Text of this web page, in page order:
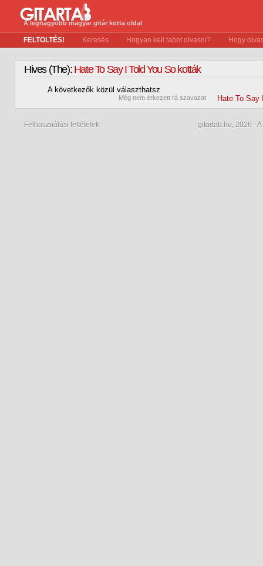
A legnagyobb magyar gitár kotta oldal
FELTÖLTÉS! Keresés Hogyan kell tabot olvasni? Hogy
Hives (The):Hate To Say I Told You So kották
A következők közül választhatsz
Még nem érkezett rá szavazat Hate To
Felhasználási feltételek gitartab.hu, 2026 -